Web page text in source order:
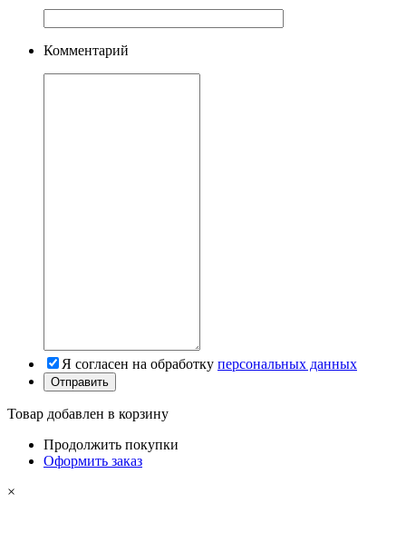
Комментарий
Я согласен на обработку персональных данных
Товар добавлен в корзину
Продолжить покупки
Оформить заказ
×